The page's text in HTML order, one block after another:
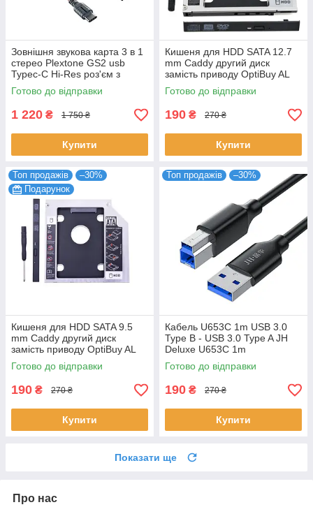
Зовнішня звукова карта 3 в 1
стерео Plextone GS2 usb
Typec-C Hi-Res роз'єм з
адаптером зарядного
пристрою
Готово до відправки
1 220 ₴ 1 750 ₴
Купити
Кишеня для HDD SATA 12.7
mm Caddy другий диск
замість приводу OptiBuy AL
Готово до відправки
190 ₴ 270 ₴
Купити
Топ продажів
–30%
Подарунок
Кишеня для HDD SATA 9.5
mm Caddy другий диск
замість приводу OptiBuy AL
Готово до відправки
190 ₴ 270 ₴
Купити
Топ продажів –30%
Кабель U653C 1m USB 3.0
Type B - USB 3.0 Type A JH
Deluxe U653C 1m
Готово до відправки
190 ₴ 270 ₴
Купити
Показати ще
Про нас